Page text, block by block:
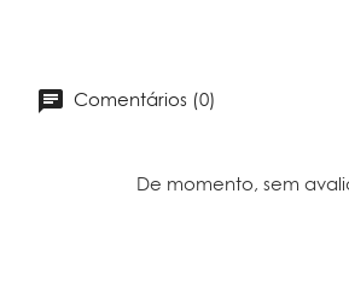
Comentários (0)
De momento, sem